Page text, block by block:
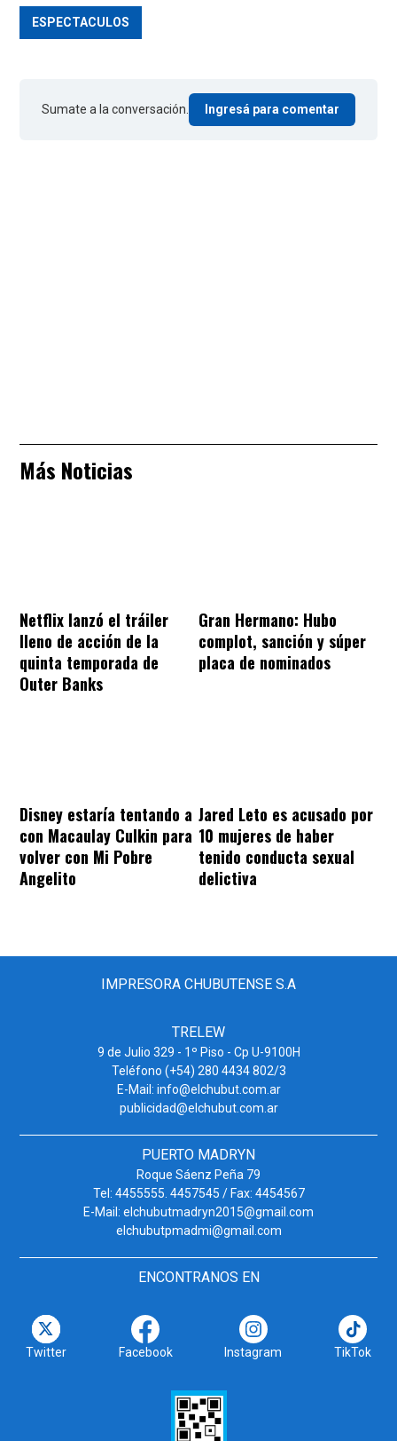
ESPECTACULOS
Sumate a la conversación. Ingresá para comentar
Más Noticias
Netflix lanzó el tráiler
lleno de acción de la
quinta temporada de
Outer Banks
Gran Hermano: Hubo
complot, sanción y súper
placa de nominados
Disney estaría tentando a
con Macaulay Culkin para
volver con Mi Pobre
Angelito
Jared Leto es acusado por
10 mujeres de haber
tenido conducta sexual
delictiva
IMPRESORA CHUBUTENSE S.A
TRELEW
9 de Julio 329 - 1º Piso - Cp U-9100H
Teléfono (+54) 280 4434 802/3
E-Mail: info@elchubut.com.ar
publicidad@elchubut.com.ar
PUERTO MADRYN
Roque Sáenz Peña 79
Tel: 4455555. 4457545 / Fax: 4454567
E-Mail: elchubutmadryn2015@gmail.com
elchubutpmadmi@gmail.com
ENCONTRANOS EN
Twitter Facebook Instagram TikTok